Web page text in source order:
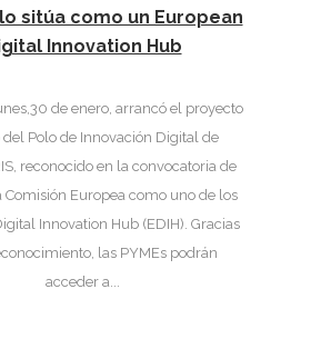
lo sitúa como un European
Innovation Hub
de enero, arrancó el proyecto
del Polo de Innovación Digital de
reconocido en la convocatoria de
Comisión Europea como uno de los
Innovation Hub (EDIH). Gracias
las PYMEs podrán
acceder a...